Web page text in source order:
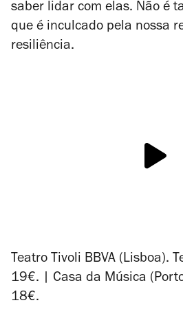
saber lidar com elas. Não é
que é inculcado pela nossa
resiliência.
Teatro Tivoli BBVA (Lisboa).
19€. | Casa da Música
18€.